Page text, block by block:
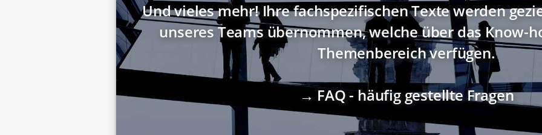
Und vieles mehr! Ihre fachspezifischen Texte werden
unseres Teams übernommen, welche über das Know-
Themenbereich verfügen.
→ FAQ - häufig gestellte Fragen